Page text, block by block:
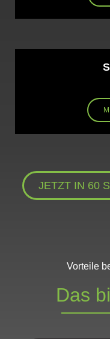
JETZT IN 60
Vorteile
Das